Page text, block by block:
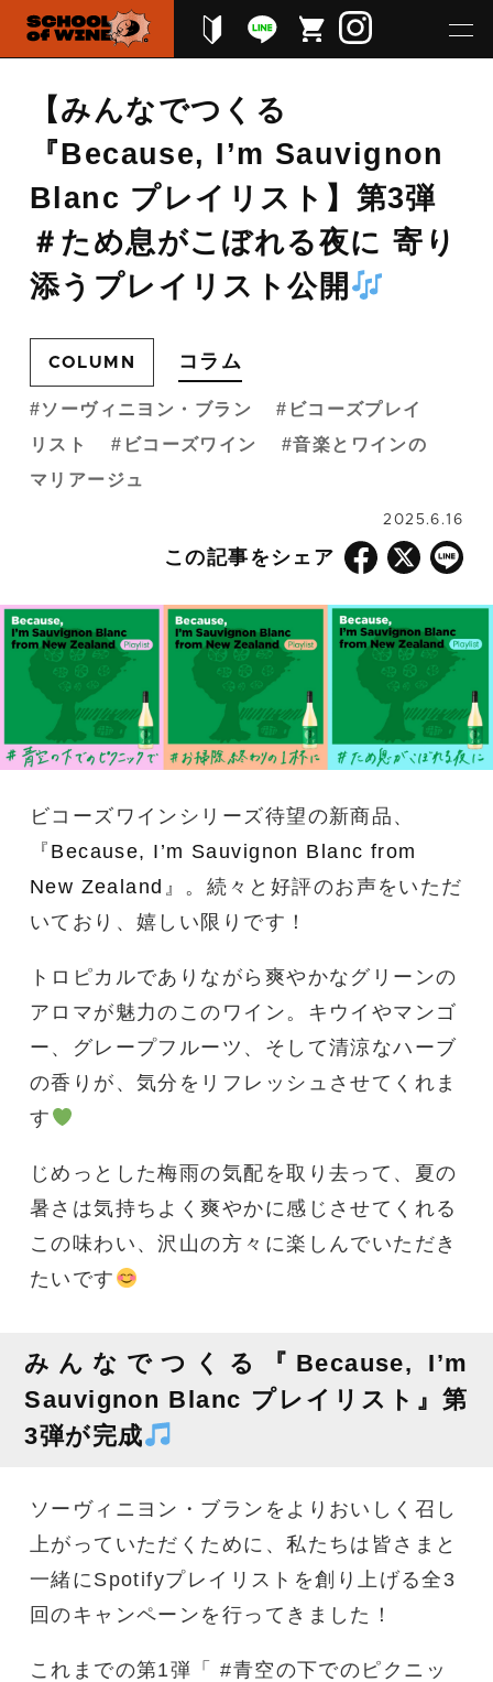
【みんなでつくる
『Because, I’m Sauvignon
Blanc プレイリスト】第3弾
＃ため息がこぼれる夜に 寄り
添うプレイリスト公開
COLUMN コラム
ソーヴィニヨン・ブラン
ビコーズプレイ
リスト
ビコーズワイン
音楽とワインの
マリアージュ
2025.6.16
この記事をシェア
ビコーズワインシリーズ待望の新商品、
『 Because, I’m Sauvignon Blanc from
New Zealand 』。続々と好評のお声をいただ
いており、嬉しい限りです！
トロピカルでありながら爽やかなグリーンの
アロマが魅力のこのワイン。キウイやマンゴ
ー、グレープフルーツ、そして清涼なハーブ
の香りが、気分をリフレッシュさせてくれま
す
じめっとした梅雨の気配を取り去って、夏の
暑さは気持ちよく爽やかに感じさせてくれる
この味わい、沢山の方々に楽しんでいただき
たいです
みんなでつくる『Because, I’m
Sauvignon Blanc プレイリスト』第
3弾が完成
ソーヴィニヨン・ブランをよりおいしく召し
上がっていただくために、私たちは皆さまと
一緒にSpotifyプレイリストを創り上げる全3
回のキャンペーンを行ってきました！
これまでの第1弾「 #青空の下でのピクニッ